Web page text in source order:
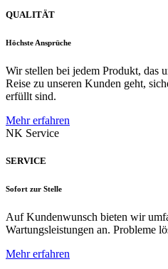
QUALITÄT
Höchste Ansprüche
Wir stellen bei jedem Produkt, das
Reise zu unseren Kunden geht,
erfüllt sind.
Mehr erfahren
NK Service
SERVICE
Sofort zur Stelle
Auf Kundenwunsch bieten wir
Wartungsleistungen an. Probleme
Mehr erfahren